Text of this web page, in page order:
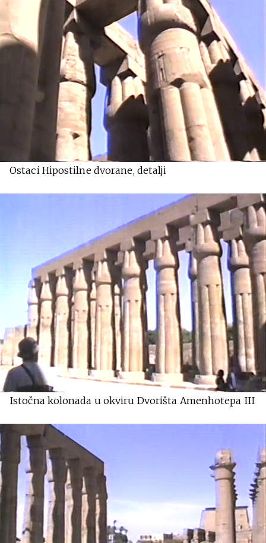
Ostaci Hipostilne dvorane, detalji
Istočna kolonada u okviru Dvorišta Amenhotepa III